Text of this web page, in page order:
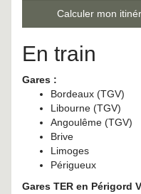
Calculer mon
En train
Gares :
Bordeaux (TGV)
Libourne (TGV)
Angoulême (TGV)
Brive
Limoges
Périgueux
Gares TER en Périgord